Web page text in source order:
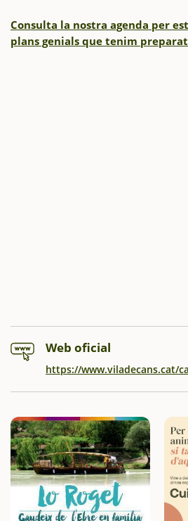
Consulta la nostra agenda per
plans genials que tenim
Web oficial
https://www.viladecans.cat/